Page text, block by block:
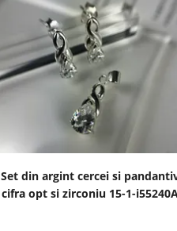
Set din argint cercei si
cifra opt si zirconiu 15-1-